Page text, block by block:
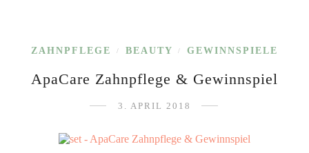
ZAHNPFLEGE / BEAUTY / GEWINNSPIELE
ApaCare Zahnpflege & Gewinnspiel
3. APRIL 2018